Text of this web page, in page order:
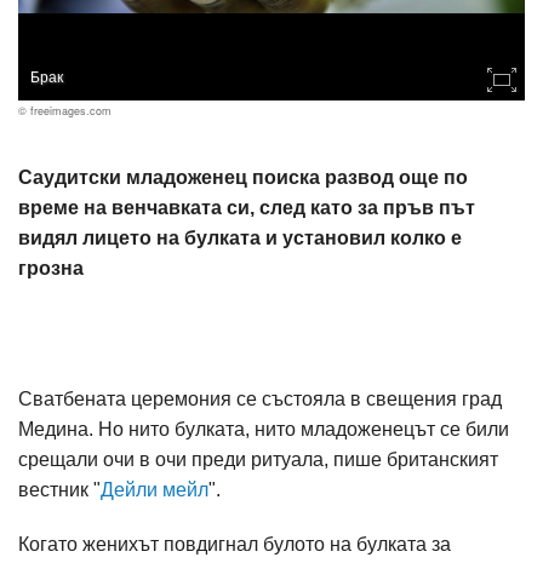
Брак
© freeimages.com
Саудитски младоженец поиска развод още по
време на венчавката си, след като за пръв път
видял лицето на булката и установил колко е
грозна
Сватбената церемония се състояла в свещения град
Медина. Но нито булката, нито младоженецът се били
срещали очи в очи преди ритуала, пише британският
вестник "Дейли мейл".
Когато женихът повдигнал булото на булката за